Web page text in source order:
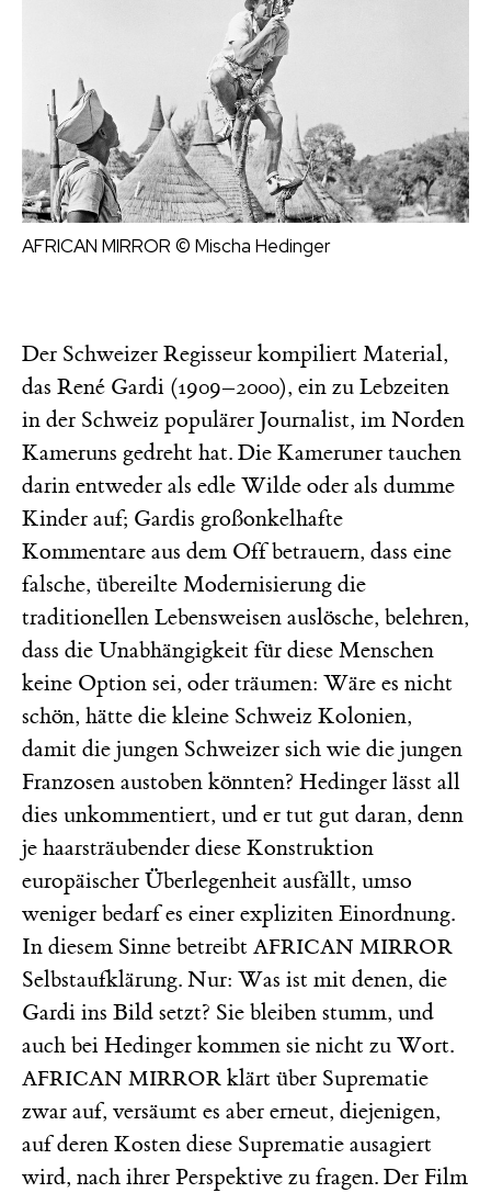
AFRICAN MIRROR © Mischa Hedinger
Der Schweizer Regisseur kompiliert Material,
das René Gardi (1909–2000), ein zu Lebzeiten
in der Schweiz populärer Journalist, im Norden
Kameruns gedreht hat. Die Kameruner tauchen
darin entweder als edle Wilde oder als dumme
Kinder auf; Gardis großonkelhafte
Kommentare aus dem Off betrauern, dass eine
falsche, übereilte Modernisierung die
traditionellen Lebensweisen auslösche, belehren,
dass die Unabhängigkeit für diese Menschen
keine Option sei, oder träumen: Wäre es nicht
schön, hätte die kleine Schweiz Kolonien,
damit die jungen Schweizer sich wie die jungen
Franzosen austoben könnten? Hedinger lässt all
dies unkommentiert, und er tut gut daran, denn
je haarsträubender diese Konstruktion
europäischer Überlegenheit ausfällt, umso
weniger bedarf es einer expliziten Einordnung.
In diesem Sinne betreibt AFRICAN MIRROR
Selbstaufklärung. Nur: Was ist mit denen, die
Gardi ins Bild setzt? Sie bleiben stumm, und
auch bei Hedinger kommen sie nicht zu Wort.
AFRICAN MIRROR klärt über Suprematie
zwar auf, versäumt es aber erneut, diejenigen,
auf deren Kosten diese Suprematie ausagiert
wird, nach ihrer Perspektive zu fragen. Der Film